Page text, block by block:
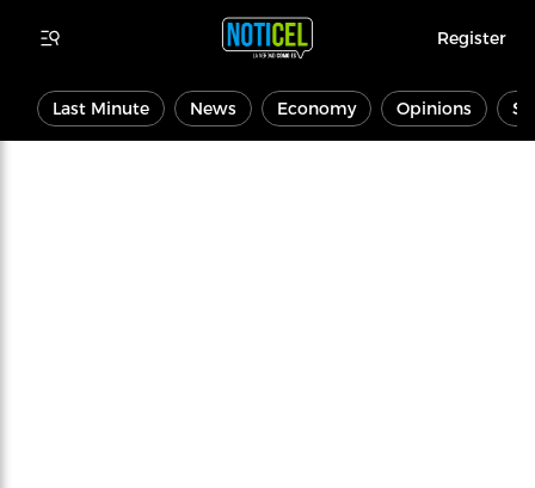
Register
Last Minute News Economy Opinions